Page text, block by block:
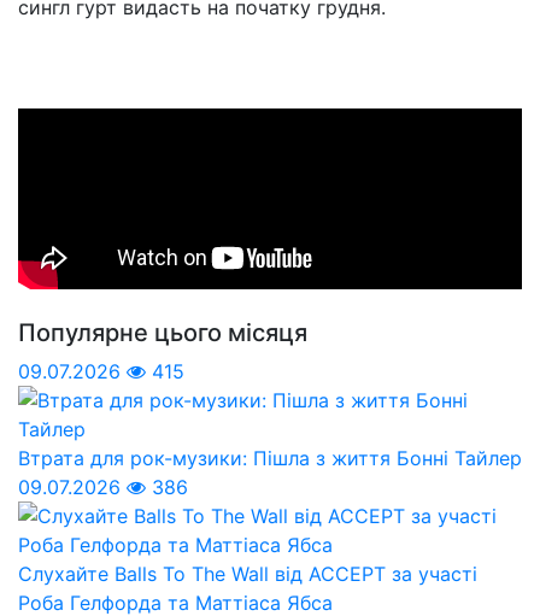
сингл гурт видасть на початку грудня.
Популярне цього місяця
09.07.2026 415
Втрата для рок-музики: Пішла з життя Бонні Тайлер
09.07.2026
386
Слухайте Balls To The Wall від ACCEPT за участі
Роба Гелфорда та Маттіаса Ябса